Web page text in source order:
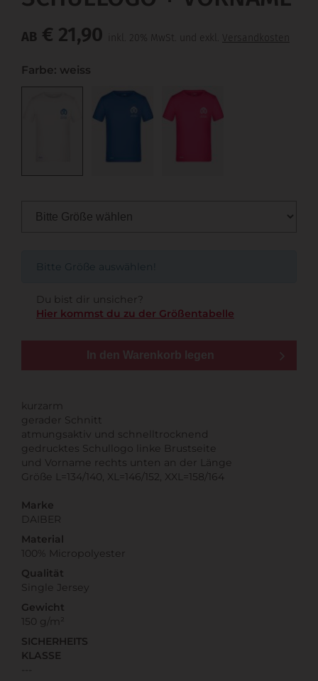
AB € 21,90 inkl. 20% MwSt. und exkl. Versandkosten
Farbe: weiss
Bitte Größe auswählen!
Du bist dir unsicher?
Hier kommst du zu der Größentabelle
In den Warenkorb legen
kurzarm
gerader Schnitt
atmungsaktiv und schnelltrocknend
gedrucktes Schullogo linke Brustseite
und Vorname rechts unten an der Länge
Größe L=134/140, XL=146/152, XXL=158/164
Marke
DAIBER
Material
100% Micropolyester
Qualität
Single Jersey
Gewicht
150 g/m²
SICHERHEITS
KLASSE